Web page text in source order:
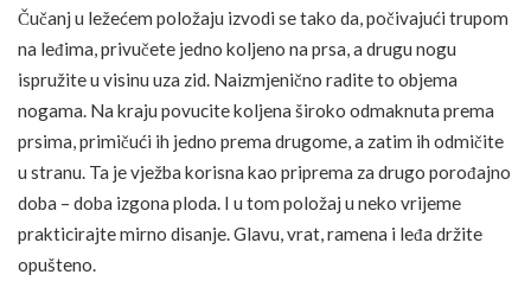
Čučanj u ležećem položaju izvodi se tako da, počivajući trupom
na leđima, privučete jedno koljeno na prsa, a drugu nogu
ispružite u visinu uza zid. Naizmjenično radite to objema
nogama. Na kraju povucite koljena široko odmaknuta prema
prsima, primičući ih jedno prema drugome, a zatim ih odmičite
u stranu. Ta je vježba korisna kao priprema za drugo porođajno
doba – doba izgona ploda. I u tom položaj u neko vrijeme
prakticirajte mirno disanje. Glavu, vrat, ramena i leđa držite
opušteno.